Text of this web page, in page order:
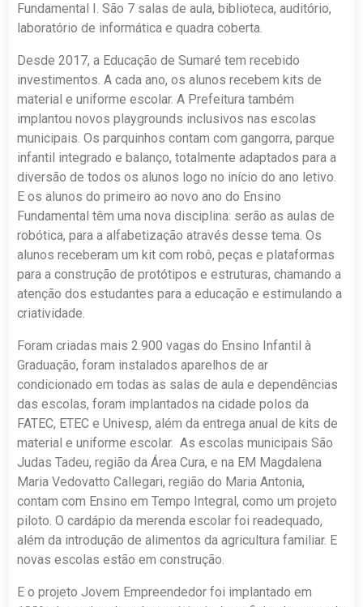
Fundamental I. São 7 salas de aula, biblioteca, auditório,
laboratório de informática e quadra coberta.
Desde 2017, a Educação de Sumaré tem recebido
investimentos. A cada ano, os alunos recebem kits de
material e uniforme escolar. A Prefeitura também
implantou novos playgrounds inclusivos nas escolas
municipais. Os parquinhos contam com gangorra, parque
infantil integrado e balanço, totalmente adaptados para a
diversão de todos os alunos logo no início do ano letivo.
E os alunos do primeiro ao novo ano do Ensino
Fundamental têm uma nova disciplina: serão as aulas de
robótica, para a alfabetização através desse tema. Os
alunos receberam um kit com robô, peças e plataformas
para a construção de protótipos e estruturas, chamando a
atenção dos estudantes para a educação e estimulando a
criatividade.
Foram criadas mais 2.900 vagas do Ensino Infantil à
Graduação, foram instalados aparelhos de ar
condicionado em todas as salas de aula e dependências
das escolas, foram implantados na cidade polos da
FATEC, ETEC e Univesp, além da entrega anual de kits de
material e uniforme escolar. As escolas municipais São
Judas Tadeu, região da Área Cura, e na EM Magdalena
Maria Vedovatto Callegari, região do Maria Antonia,
contam com Ensino em Tempo Integral, como um projeto
piloto. O cardápio da merenda escolar foi readequado,
além da introdução de alimentos da agricultura familiar. E
novas escolas estão em construção.
E o projeto Jovem Empreendedor foi implantado em